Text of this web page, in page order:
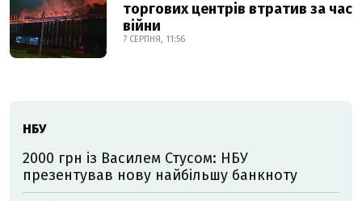
торгових центрів втратив за час
війни
7 СЕРПНЯ, 11:56
НБУ
2000 грн із Василем Стусом: НБУ
презентував нову найбільшу банкноту